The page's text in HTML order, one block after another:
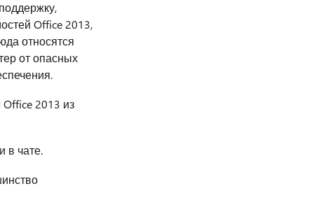
Office 2013,
относятся
от опасных
2013 из
в чате.